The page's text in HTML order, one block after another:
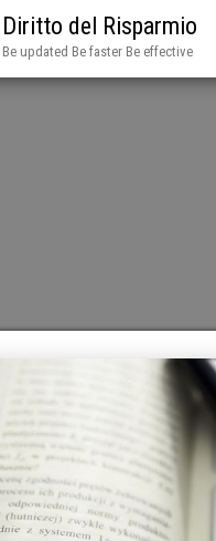
Diritto del Risparmio
Be updated Be faster Be effective